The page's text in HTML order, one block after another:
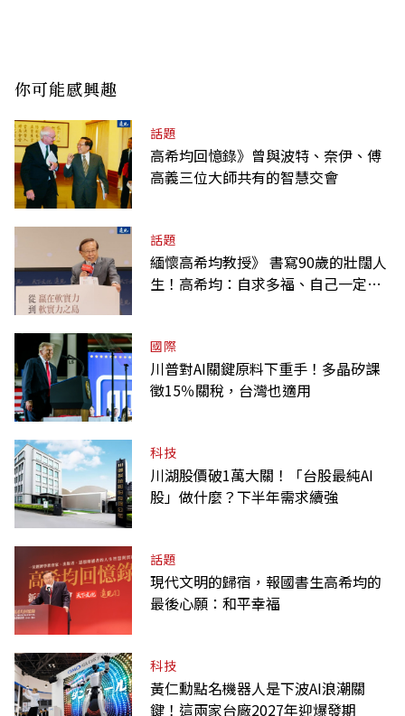
你可能感興趣
話題
高希均回憶錄》曾與波特、奈伊、傅
高義三位大師共有的智慧交會
話題
緬懷高希均教授》 書寫90歲的壯闊人
生！高希均：自求多福、自己一定要
國際
川普對AI關鍵原料下重手！多晶矽課
徵15％關稅，台灣也適用
科技
川湖股價破1萬大關！「台股最純AI
股」做什麼？下半年需求續強
話題
現代文明的歸宿，報國書生高希均的
最後心願：和平幸福
科技
黃仁勳點名機器人是下波AI浪潮關
鍵！這兩家台廠2027年迎爆發期